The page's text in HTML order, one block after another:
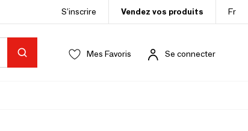
S’inscrire Vendez vos produits Fr
Mes Favoris Se connecter